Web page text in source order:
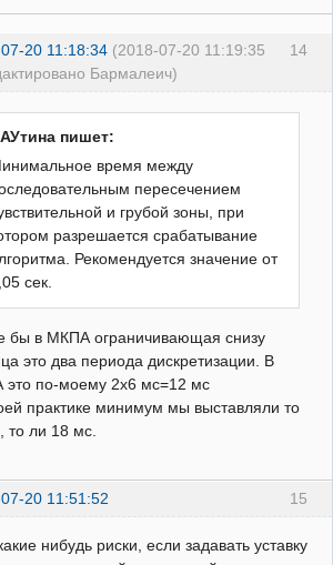
14
20 11:18:34 (2018-07-20 11:19:35
Бармалеич)
пишет:
время между
пересечением
и грубой зоны, при
разрешается срабатывание
Рекомендуется значение от
сек.
бы в МКПА ограничивающая снизу
это два периода дискретизации. В
по-моему 2х6 мс=12 мс
практике минимум мы выставляли то
то ли 18 мс.
15
20 11:51:52
нибудь риски, если задавать уставку